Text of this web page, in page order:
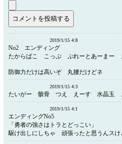
2019/1/15 4:8
No2 エンディング
たからばこ こっぷ ぷれーとあーまー
防御力だけは高いぞ 丸腰だけどネ
2019/1/15 4:3
たいがー 骸骨 つえ えーす 水晶玉
2019/1/15 4:1
エンディングNo5
「勇者の強さはトラとどっこい」
駆け出しにしちゃ 頑張ったと思うんスけ